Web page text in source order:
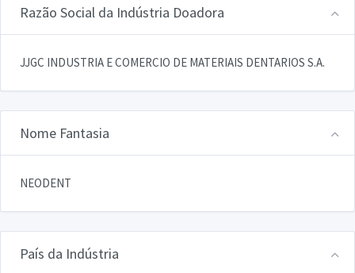
Razão Social da Indústria Doadora
JJGC INDUSTRIA E COMERCIO DE MATERIAIS DENTARIOS S.A.
Nome Fantasia
NEODENT
País da Indústria